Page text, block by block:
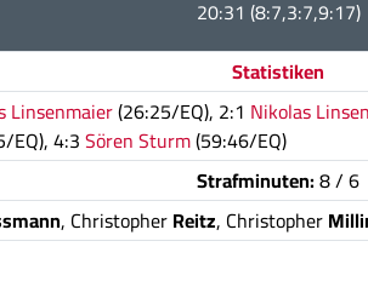
20:31 (8:7,3:7,9:17)
Statistiken
Linsenmaier(26:25/EQ), 2:1 Nikolas
EQ), 4:3Sören Sturm(59:46/EQ)
Strafminuten:8 / 6
, ChristopherReitz, Christopher